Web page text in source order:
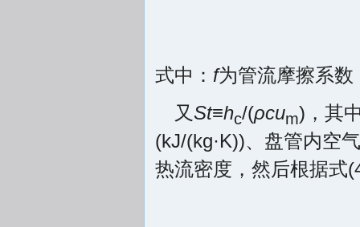
式中： f为管流摩擦系数
又 St≡hc/(ρcum)，其
(kJ/(kg·K))、盘管内空
热流密度，然后根据式